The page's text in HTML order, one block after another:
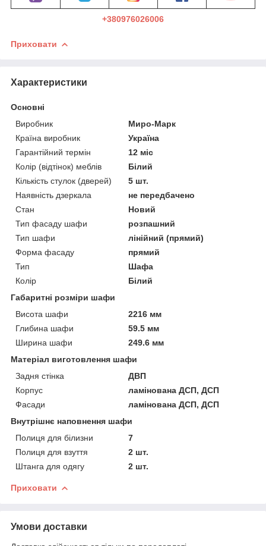
+380976026006
Приховати
Характеристики
Основні
Виробник
Миро-Марк
Країна виробник
Україна
Гарантійний термін
12 міс
Колір (відтінок) меблів
Білий
Кількість стулок (дверей)
5 шт.
Наявність дзеркала
не передбачено
Стан
Новий
Тип фасаду шафи
розпашний
Тип шафи
лінійний (прямий)
Форма фасаду
прямий
Тип
Шафа
Колір
Білий
Габаритні розміри шафи
Висота шафи
2216 мм
Глибина шафи
59.5 мм
Ширина шафи
249.6 мм
Матеріал виготовлення шафи
Задня стінка
ДВП
Корпус
ламінована ДСП, ДСП
Фасади
ламінована ДСП, ДСП
Внутрішнє наповнення шафи
Полиця для білизни
7
Полиця для взуття
2 шт.
Штанга для одягу
2 шт.
Приховати
Умови доставки